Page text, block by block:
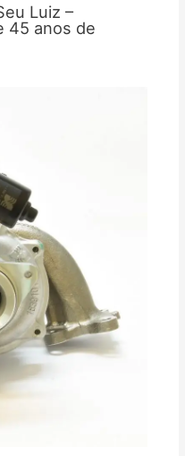
Luiz –
45 anos de